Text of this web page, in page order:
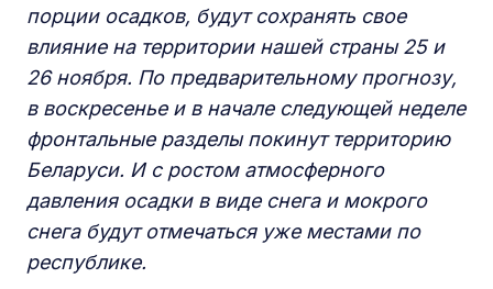
порции осадков, будут сохранять свое
влияние на территории нашей страны 25 и
26 ноября. По предварительному прогнозу,
в воскресенье и в начале следующей неделе
фронтальные разделы покинут территорию
Беларуси. И с ростом атмосферного
давления осадки в виде снега и мокрого
снега будут отмечаться уже местами по
республике.